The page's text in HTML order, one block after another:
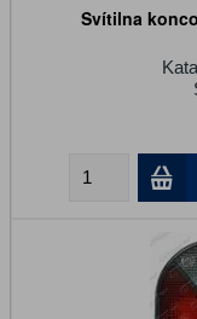
Svítilna